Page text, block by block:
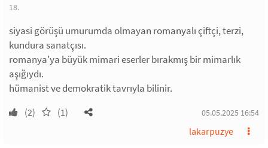
18.
siyasi görüşü umurumda olmayan romanyalı çiftçi, terzi,
kundura sanatçısı.
romanya'ya büyük mimari eserler bırakmış bir mimarlık
aşığıydı.
hümanist ve demokratik tavrıyla bilinir.
(2) (1) 05.05.2025 16:54
lakarpuzye